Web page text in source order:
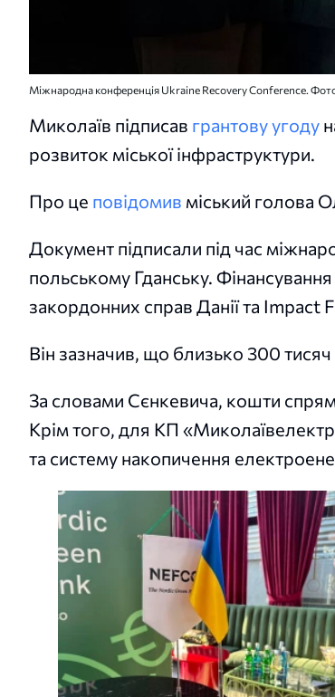
Міжнародна конференція Ukraine Recovery Conference.
Миколаїв підписав грантову угоду
розвиток міської інфраструктури.
Про це повідомив міський голова
Документ підписали під час
польському Гданську.
закордонних справ Данії та Impact
Він зазначив, що близько 300
За словами Сєнкевича, кошти
Крім того, для КП
та систему накопичення